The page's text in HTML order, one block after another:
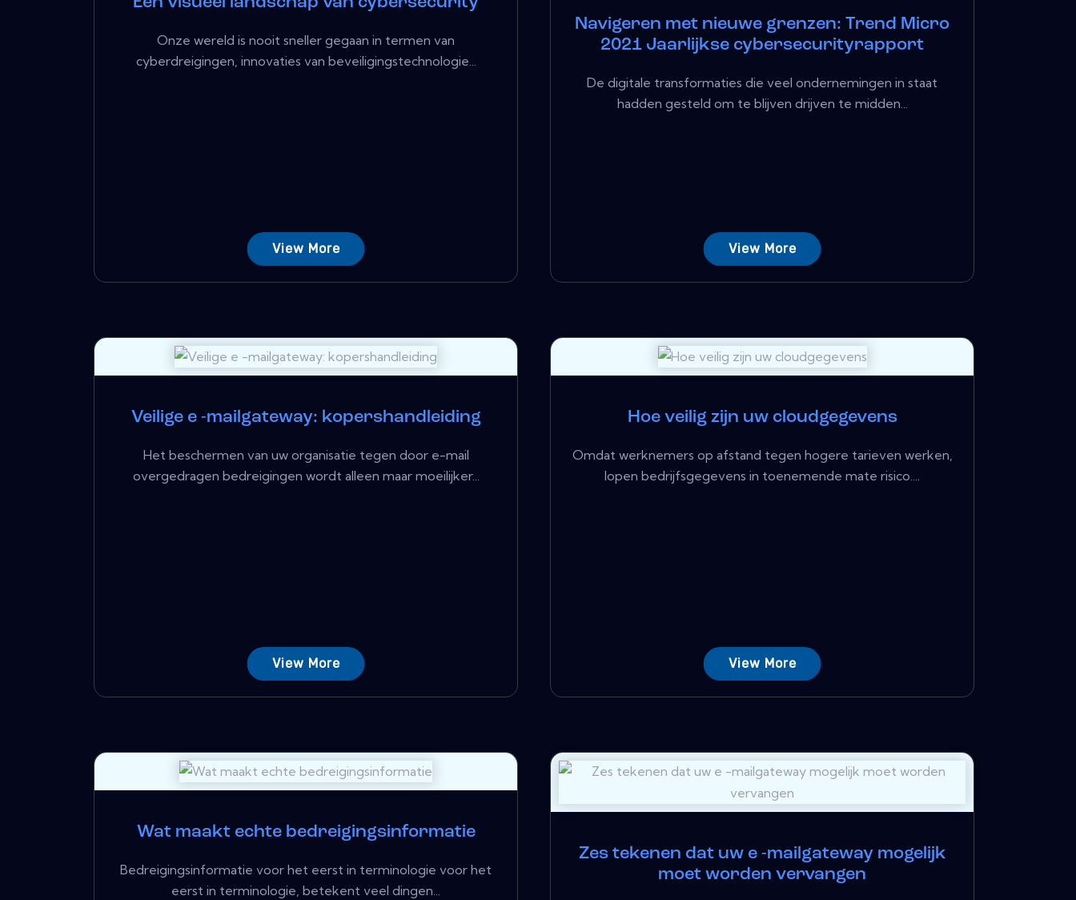
Onze wereld is nooit sneller gegaan in termen van
cyberdreigingen, innovaties van beveiligingstechnologie...
View More
Navigeren met nieuwe grenzen: Trend Micro
2021 Jaarlijkse cybersecurityrapport
De digitale transformaties die veel ondernemingen in staat
hadden gesteld om te blijven drijven te midden...
View More
Veilige e -mailgateway: kopershandleiding
Het beschermen van uw organisatie tegen door e-mail
overgedragen bedreigingen wordt alleen maar moeilijker...
View More
Hoe veilig zijn uw cloudgegevens
Omdat werknemers op afstand tegen hogere tarieven werken,
lopen bedrijfsgegevens in toenemende mate risico....
View More
Wat maakt echte bedreigingsinformatie
Bedreigingsinformatie voor het eerst in terminologie voor het
eerst in terminologie, betekent veel dingen...
Zes tekenen dat uw e -mailgateway mogelijk
moet worden vervangen